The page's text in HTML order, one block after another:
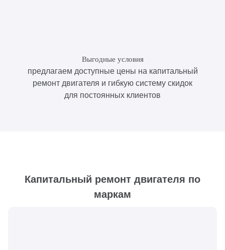
Выгодные условия
предлагаем доступные цены на капитальный
ремонт двигателя и гибкую систему скидок
для постоянных клиентов
Капитальный ремонт двигателя по
маркам